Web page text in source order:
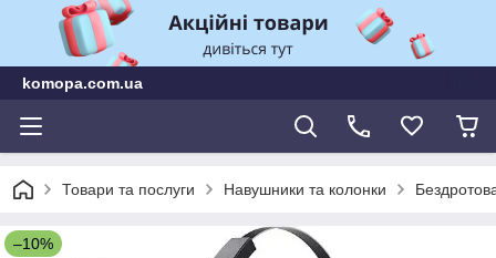
komopa.com.ua
Товари та послуги Навушники та колонки
–10%